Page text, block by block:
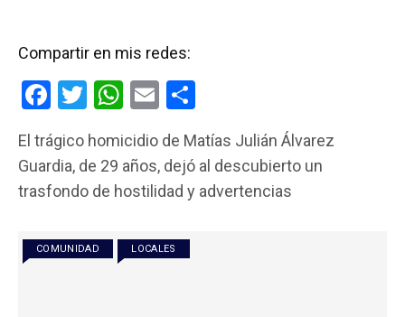
Compartir en mis redes:
F
ce
b
o
k
T
tt
er
W
at
s
p
p
E
ail m
p
El trágico homicidio de Matías Julián Álvarez
Guardia, de 29 años, dejó al descubierto un
trasfondo de hostilidad y advertencias
COMUNIDAD LOCALES